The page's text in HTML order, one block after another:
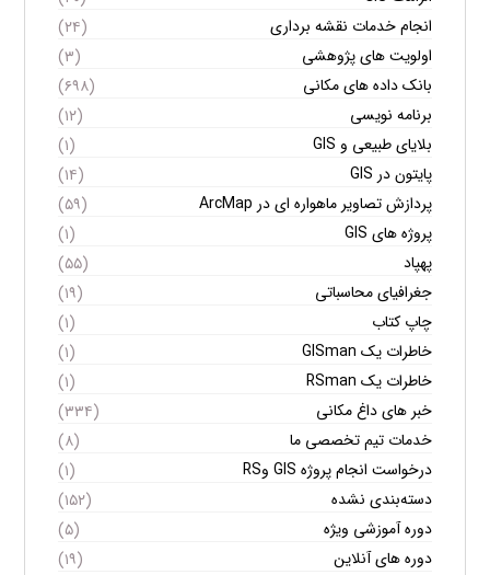
انجام خدمات نقشه برداری
(۲۴)
اولویت های پژوهشی
(۳)
بانک داده های مکانی
(۶۹۸)
برنامه نویسی
(۱۲)
بلایای طبیعی و GIS
(۱)
پایتون در GIS
(۱۴)
پردازش تصاویر ماهواره ای در ArcMap
(۵۹)
پروژه های GIS
(۱)
پهپاد
(۵۵)
جغرافیای محاسباتی
(۱۹)
چاپ کتاب
(۱)
خاطرات یک GISman
(۱)
خاطرات یک RSman
(۱)
خبر های داغ مکانی
(۳۳۴)
خدمات تیم تخصصی ما
(۸)
درخواست انجام پروژه GIS وRS
(۱)
دسته‌بندی نشده
(۱۵۲)
دوره آموزشی ویژه
(۵)
دوره های آنلاین
(۱۹)